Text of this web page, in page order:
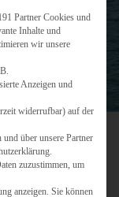
Partner Cookies und
Inhalte und
wir unsere
Anzeigen und
widerrufbar) auf der
über unsere Partner
zuzustimmen, um
anzeigen. Sie können